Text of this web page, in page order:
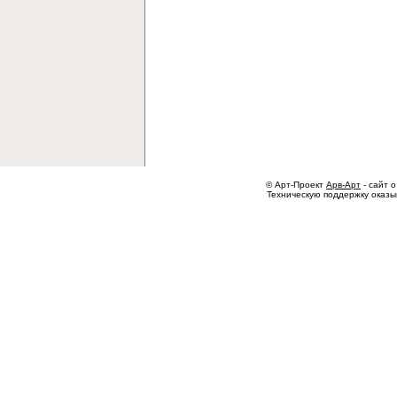
© Арт-Проект Арв-Арт - сайт
Техническую поддержку